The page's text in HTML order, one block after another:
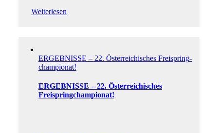
Weiterlesen
ERGEBNISSE – 22. Österreichisches Freispring­
championat!
ERGEBNISSE – 22. Österreichisches
Freispring­championat!